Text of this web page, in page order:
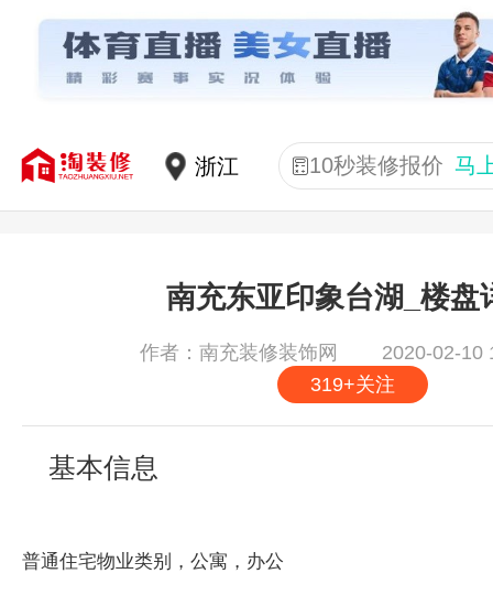
10秒装修报价 马
南充东亚印象台湖_楼盘
作者：南充装修装饰网
2020-02-10
319+关注
基本信息
普通住宅物业类别，公寓，办公